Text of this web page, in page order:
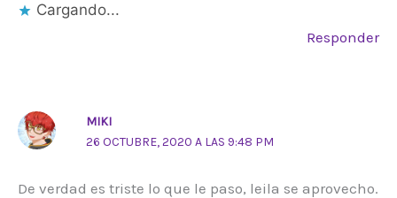
Cargando...
Responder
MIKI
26 OCTUBRE, 2020 A LAS 9:48 PM
De verdad es triste lo que le paso, leila se aprovecho.